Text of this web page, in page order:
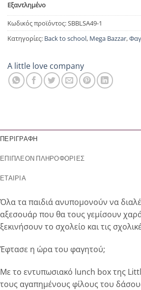
5.90 €.
Εξαντλημένο
Κωδικός προϊόντος:SBBLSA49-1
Κατηγορίες: Back to school, Mega Bazzar,
A little love company
ΠΕΡΙΓΡΑΦΉ
ΕΠΙΠΛΈΟΝ ΠΛΗΡΟΦΟΡΊΕΣ
ΕΤΑΙΡΊΑ
Όλα τα παιδιά ανυπομονούν να
αξεσουάρ που θα τους γεμίσουν
ξεκινήσουν το σχολείο και τις
Έφτασε η ώρα του φαγητού;
Με το εντυπωσιακό lunch box της
τους αγαπημένους φίλους του